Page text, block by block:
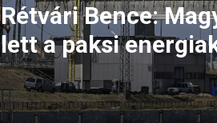
Rétvári Bence:
lett a paksi
legnagyobb
(VIDEÓ)